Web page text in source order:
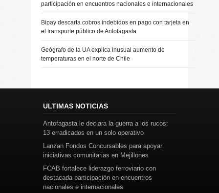
participación en encuentros nacionales e internacionales
Bipay descarta cobros indebidos en pago con tarjeta en
el transporte público de Antofagasta
Geógrafo de la UA explica inusual aumento de
temperaturas en el norte de Chile
ULTIMAS NOTICIAS
Antofagasta le declara la guerra a los rucos:
13 erradicados en un solo operativo
Lanzan Fondos Concursables para apoyar
iniciativas comunitarias en Mejillones
FCAB fortalece liderazgo ferroviario con
destacada participación en encuentros
nacionales e internacionales